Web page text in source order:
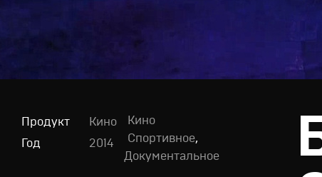
Продукт
Кино
Год
2014
Кино
Cпортивное,
Документальное